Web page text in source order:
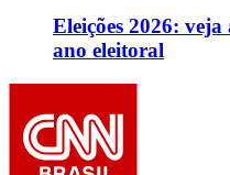
Eleições 2026:
ano eleitoral